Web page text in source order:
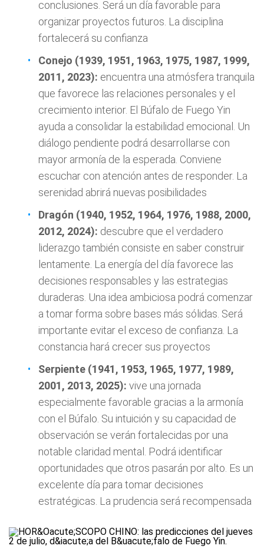
conclusiones. Será un día favorable para
organizar proyectos futuros. La disciplina
fortalecerá su confianza
Conejo (1939, 1951, 1963, 1975, 1987, 1999,
2011, 2023): encuentra una atmósfera tranquila
que favorece las relaciones personales y el
crecimiento interior. El Búfalo de Fuego Yin
ayuda a consolidar la estabilidad emocional. Un
diálogo pendiente podrá desarrollarse con
mayor armonía de la esperada. Conviene
escuchar con atención antes de responder. La
serenidad abrirá nuevas posibilidades
Dragón (1940, 1952, 1964, 1976, 1988, 2000,
2012, 2024): descubre que el verdadero
liderazgo también consiste en saber construir
lentamente. La energía del día favorece las
decisiones responsables y las estrategias
duraderas. Una idea ambiciosa podrá comenzar
a tomar forma sobre bases más sólidas. Será
importante evitar el exceso de confianza. La
constancia hará crecer sus proyectos
Serpiente (1941, 1953, 1965, 1977, 1989,
2001, 2013, 2025): vive una jornada
especialmente favorable gracias a la armonía
con el Búfalo. Su intuición y su capacidad de
observación se verán fortalecidas por una
notable claridad mental. Podrá identificar
oportunidades que otros pasarán por alto. Es un
excelente día para tomar decisiones
estratégicas. La prudencia será recompensada